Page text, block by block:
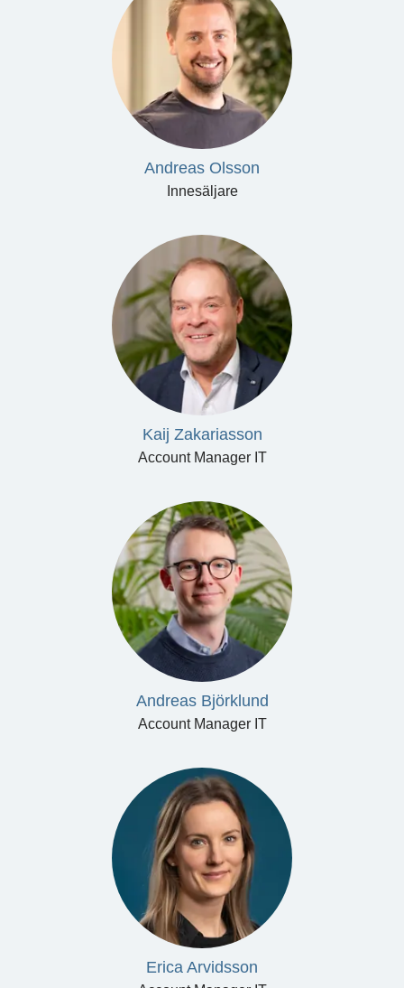
Andreas Olsson
Innesäljare
Kaij Zakariasson
Account Manager IT
Andreas Björklund
Account Manager IT
Erica Arvidsson